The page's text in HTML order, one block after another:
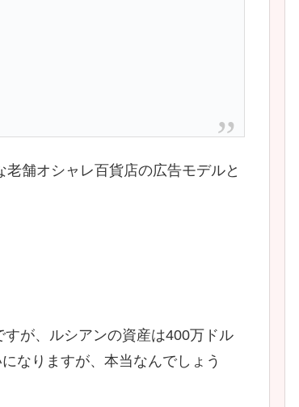
舗オシャレ百貨店の広告モデルと
が、ルシアンの資産は400万ドル
なりますが、本当なんでしょう